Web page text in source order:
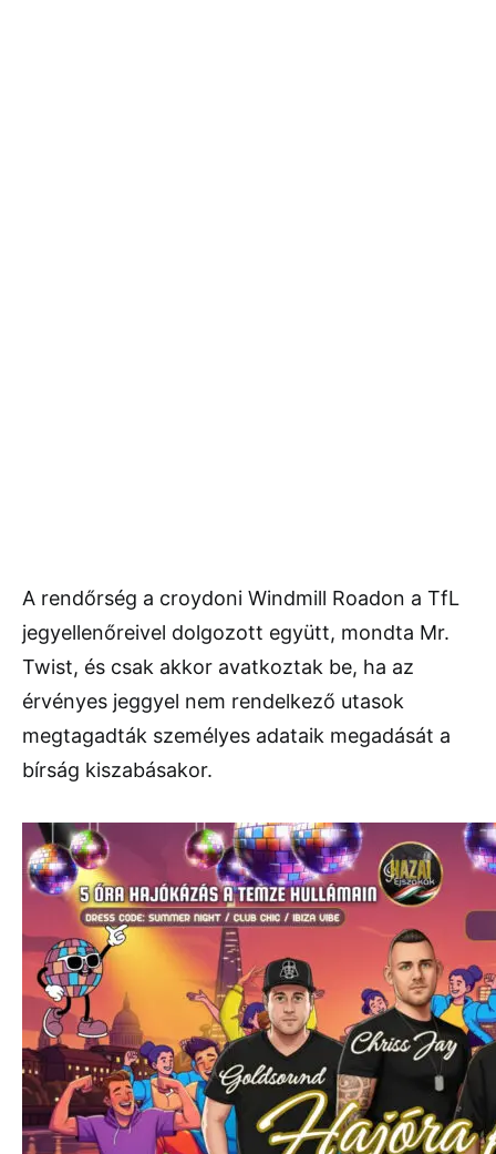
A rendőrség a croydoni Windmill Roadon a TfL
jegyellenőreivel dolgozott együtt, mondta Mr.
Twist, és csak akkor avatkoztak be, ha az
érvényes jeggyel nem rendelkező utasok
megtagadták személyes adataik megadását a
bírság kiszabásakor.